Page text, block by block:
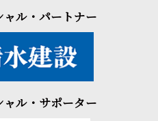
ル・パートナー
ル・サポーター